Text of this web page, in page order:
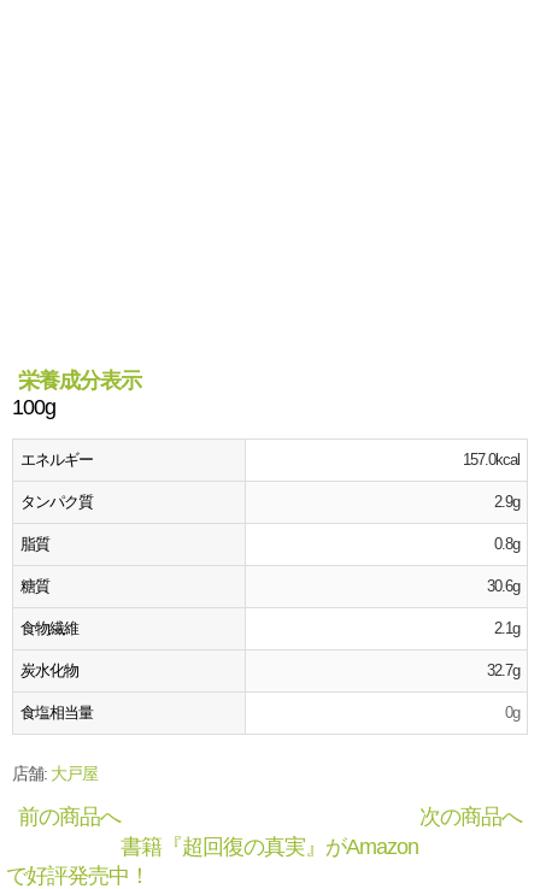
栄養成分表示
100g
エネルギー 157.0kcal
タンパク質 2.9g
脂質 0.8g
糖質 30.6g
食物繊維 2.1g
炭水化物 32.7g
食塩相当量 0g
店舗: 大戸屋
前の商品へ
次の商品へ
書籍『超回復の真実』がAmazon
で好評発売中！